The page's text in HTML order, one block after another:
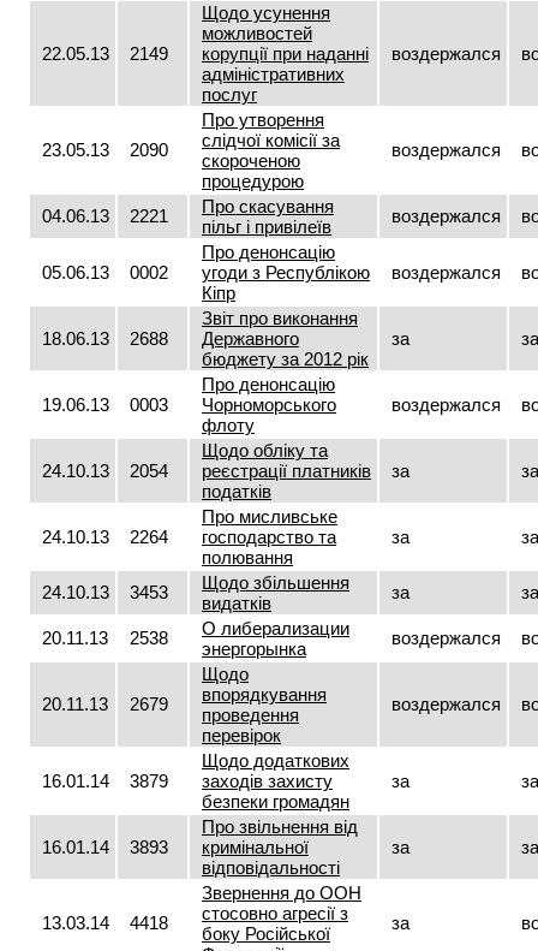
22.05.13 2149
Щодо усунення
можливостей
корупції при наданні
адміністративних
послуг
воздержался
23.05.13 2090
Про утворення
слідчої комісії за
скороченою
процедурою
воздержался
04.06.13 2221
Про скасування
пільг і привілеїв
воздержался
05.06.13 0002
Про денонсацію
угоди з Республікою
Кіпр
воздержался
18.06.13 2688
Звіт про виконання
Державного
бюджету за 2012 рік
за за
19.06.13 0003
Про денонсацію
Чорноморського
флоту
воздержался
24.10.13 2054
Щодо обліку та
реєстрації платників
податків
за за
24.10.13 2264
Про мисливське
господарство та
полювання
за за
24.10.13 3453
Щодо збільшення
видатків
за за
20.11.13 2538
О либерализации
энергорынка
воздержался
20.11.13 2679
Щодо
впорядкування
проведення
перевірок
воздержался
16.01.14 3879
Щодо додаткових
заходів захисту
безпеки громадян
за за
16.01.14 3893
Про звільнення від
кримінальної
відповідальності
за за
13.03.14 4418
Звернення до ООН
стосовно агресії з
боку Російської
за